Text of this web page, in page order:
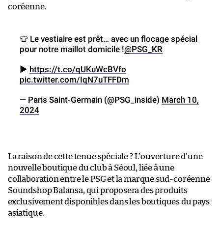
coréenne.
👕 Le vestiaire est prêt… avec un flocage spécial
pour notre maillot domicile !@PSG_KR
▶️ https://t.co/qUKuWcBVfo
pic.twitter.com/IqN7uTFFDm
— Paris Saint-Germain (@PSG_inside) March 10,
2024
La raison de cette tenue spéciale ? L’ouverture d’une
nouvelle boutique du club à Séoul, liée à une
collaboration entre le PSG et la marque sud-coréenne
Soundshop Balansa, qui proposera des produits
exclusivement disponibles dans les boutiques du pays
asiatique.